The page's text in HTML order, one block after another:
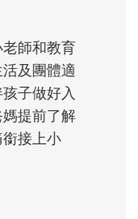
讀懂父親的
總是在一次
孩子一起長
到獨立自
養成。爸爸
每個重要的